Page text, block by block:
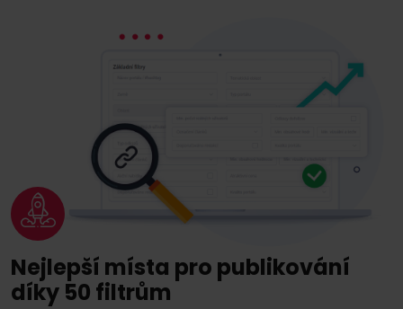
Nejlepší místa pro publikování
díky 50 filtrům